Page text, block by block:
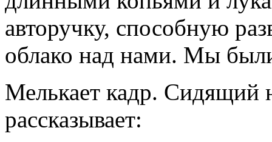
авторучку, способную
облако над нами. Мы
Мелькает кадр. Сидящий
рассказывает: